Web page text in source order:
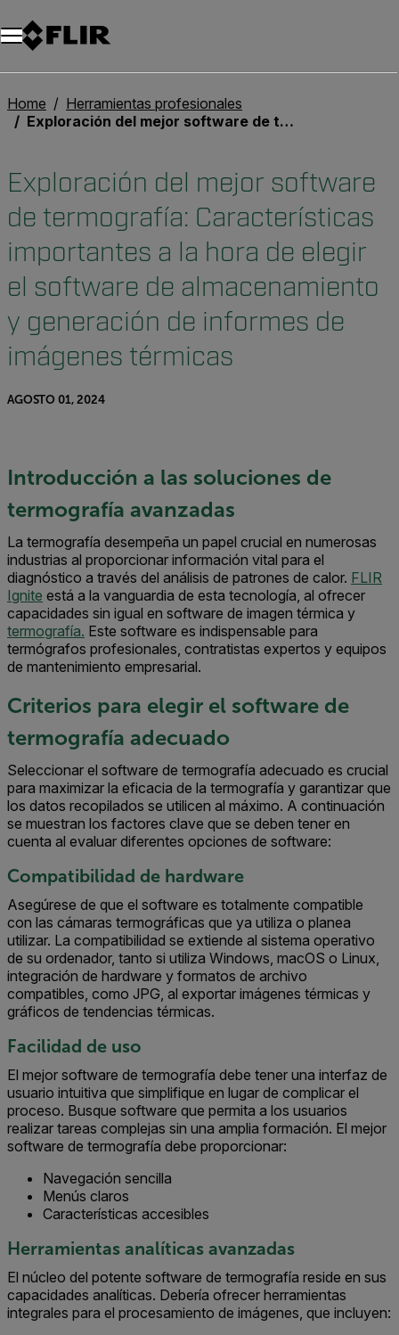
Unread messages
Modelo
Eliminar
artículos
artículo
Añadir al carro
Añadido al carro
Home
Herramientas profesionales
Exploración del mejor software de termografía: Características importantes a la hora de elegir el software de almacenamiento y generación de informes de imágenes térmicas
Exploración del mejor software
de termografía: Características
importantes a la hora de elegir
el software de almacenamiento
y generación de informes de
imágenes térmicas
AGOSTO 01, 2024
Introducción a las soluciones de
termografía avanzadas
La termografía desempeña un papel crucial en numerosas
industrias al proporcionar información vital para el
diagnóstico a través del análisis de patrones de calor. FLIR
Ignite está a la vanguardia de esta tecnología, al ofrecer
capacidades sin igual en software de imagen térmica y
termografía. Este software es indispensable para
termógrafos profesionales, contratistas expertos y equipos
de mantenimiento empresarial.
Criterios para elegir el software de
termografía adecuado
Seleccionar el software de termografía adecuado es crucial
para maximizar la eficacia de la termografía y garantizar que
los datos recopilados se utilicen al máximo. A continuación
se muestran los factores clave que se deben tener en
cuenta al evaluar diferentes opciones de software:
Compatibilidad de hardware
Asegúrese de que el software es totalmente compatible
con las cámaras termográficas que ya utiliza o planea
utilizar. La compatibilidad se extiende al sistema operativo
de su ordenador, tanto si utiliza Windows, macOS o Linux,
integración de hardware y formatos de archivo
compatibles, como JPG, al exportar imágenes térmicas y
gráficos de tendencias térmicas.
Facilidad de uso
El mejor software de termografía debe tener una interfaz de
usuario intuitiva que simplifique en lugar de complicar el
proceso. Busque software que permita a los usuarios
realizar tareas complejas sin una amplia formación. El mejor
software de termografía debe proporcionar:
Navegación sencilla
Menús claros
Características accesibles
Herramientas analíticas avanzadas
El núcleo del potente software de termografía reside en sus
capacidades analíticas. Debería ofrecer herramientas
integrales para el procesamiento de imágenes, que incluyen: